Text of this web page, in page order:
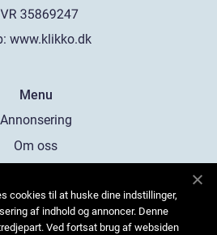
www.klikko.dk
Menu
Annonsering
Om oss
oss
Sitemap
cookies til at huske dine indstillinger,
af indhold og annoncer. Denne
Ved fortsat brug af websiden